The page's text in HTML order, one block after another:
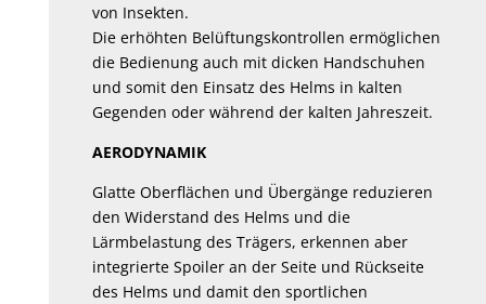
von Insekten.
Die erhöhten Belüftungskontrollen ermöglichen
die Bedienung auch mit dicken Handschuhen
und somit den Einsatz des Helms in kalten
Gegenden oder während der kalten Jahreszeit.
AERODYNAMIK
Glatte Oberflächen und Übergänge reduzieren
den Widerstand des Helms und die
Lärmbelastung des Trägers, erkennen aber
integrierte Spoiler an der Seite und Rückseite
des Helms und damit den sportlichen